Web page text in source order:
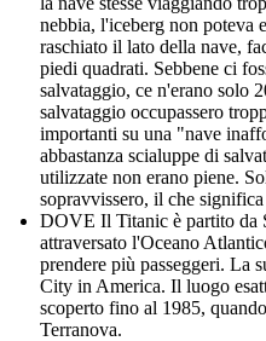
nebbia, l'iceberg non poteva
raschiato il lato della nave,
piedi quadrati. Sebbene ci
salvataggio, ce n'erano solo
salvataggio occupassero
importanti su una "nave
abbastanza scialuppe di
utilizzate non erano piene.
sopravvissero, il che
DOVE Il Titanic è partito da
attraversato l'Oceano
prendere più passeggeri. La
City in America. Il luogo
scoperto fino al 1985,
Terranova.